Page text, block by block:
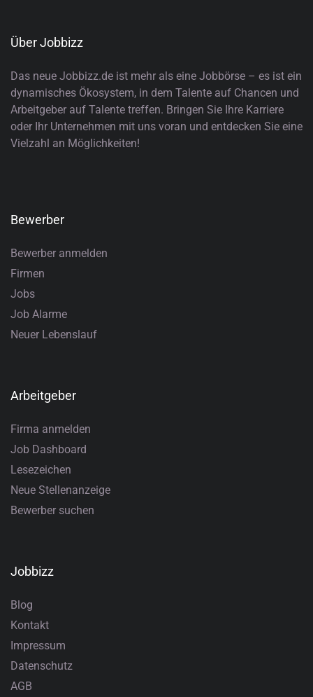
Über Jobbizz
Das neue Jobbizz.de ist mehr als eine Jobbörse – es ist ein
dynamisches Ökosystem, in dem Talente auf Chancen und
Arbeitgeber auf Talente treffen. Bringen Sie Ihre Karriere
oder Ihr Unternehmen mit uns voran und entdecken Sie eine
Vielzahl an Möglichkeiten!
Bewerber
Bewerber anmelden
Firmen
Jobs
Job Alarme
Neuer Lebenslauf
Arbeitgeber
Firma anmelden
Job Dashboard
Lesezeichen
Neue Stellenanzeige
Bewerber suchen
Jobbizz
Blog
Kontakt
Impressum
Datenschutz
AGB